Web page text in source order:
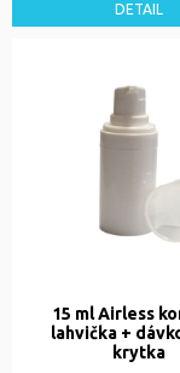
DETAIL
15 ml Airless
lahvička +
krytka